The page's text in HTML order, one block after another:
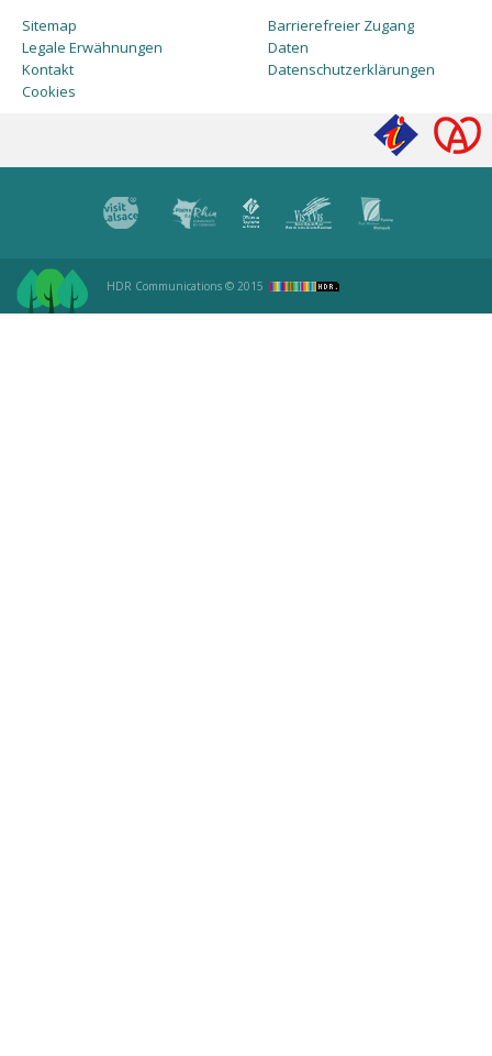
Sitemap
Barrierefreier Zugang
Legale Erwähnungen
Daten
Kontakt
Datenschutzerklärungen
Cookies
HDR Communications © 2015